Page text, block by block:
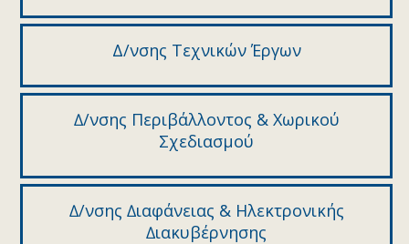
Δ/νσης Τεχνικών Έργων
∆/νσης Περιβάλλοντος & Χωρικού
Σχεδιασµού
∆/νσης ∆ιαφάνειας & Ηλεκτρονικής
∆ιακυβέρνησης